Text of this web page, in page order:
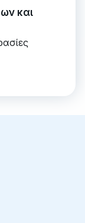
και